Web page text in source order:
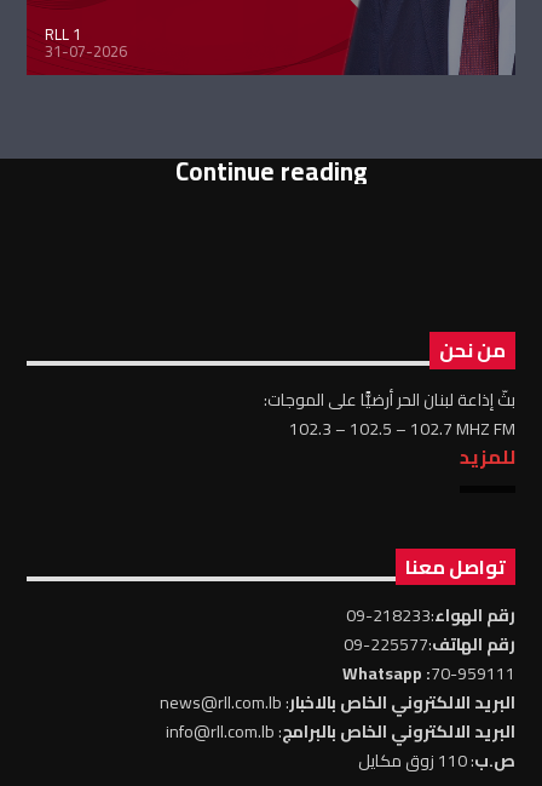
RLL 1
31-07-2026
Continue reading
من نحن
بثّ إذاعة لبنان الحر أرضيًّا على الموجات:
102.3 – 102.5 – 102.7 MHZ FM
للمزيد
تواصل معنا
رقم الهواء:218233-09
رقم الهاتف:225577-09
70-959111
: Whatsapp
البريد الالكتروني الخاص بالاخبار: news@rll.com.lb
البريد الالكتروني الخاص بالبرامج: info@rll.com.lb
ص.ب: 110 زوق مكايل